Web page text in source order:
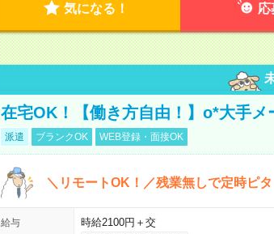
気になる！ 応
在宅OK！【働き方自由！】o*大手メ
派遣 ブランクOK WEB登録・面接OK
＼リモートOK！／残業無しで定時ピ
給与 時給2100円＋交